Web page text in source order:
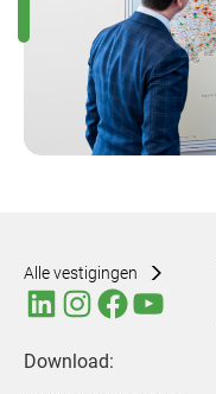
Alle vestigingen
Download: